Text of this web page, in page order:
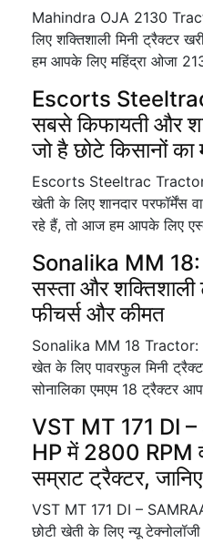
Mahindra OJA 2130
लिए शक्तिशाली मिनी ट्रैक्टर
हम आपके लिए महिंद्रा ओजा
Escorts
सबसे किफायती और
जो है छोटे किसानों
Escorts Steeltrac
खेती के लिए शानदार परफॉर्मेंस
रहे हैं, तो आज हम आपके लिए
Sonalika MM 18:
सस्ता और
फीचर्स और कीमत
Sonalika MM 18 Tractor:
खेत के लिए पावरफुल मिनी
सोनालिका एमएम 18 ट्रैक्टर
VST MT 171 DI
HP में 2800 RPM
सम्राट ट्रैक्टर,
VST MT 171 DI –
छोटी खेती के लिए न्यू